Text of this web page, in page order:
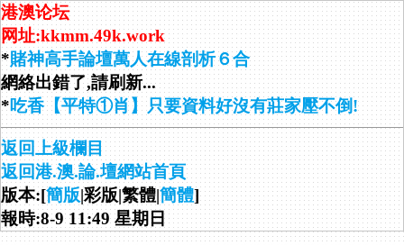
港澳论坛
网址:kkmm.49k.work
*賭神高手論壇萬人在線剖析６合
網絡出錯了,請刷新...
*吃香【平特①肖】只要資料好沒有莊家壓不倒!
返回上級欄目
返回港.澳.論.壇網站首頁
版本:[簡版|彩版|繁體|簡體]
報時:8-9 11:49 星期日